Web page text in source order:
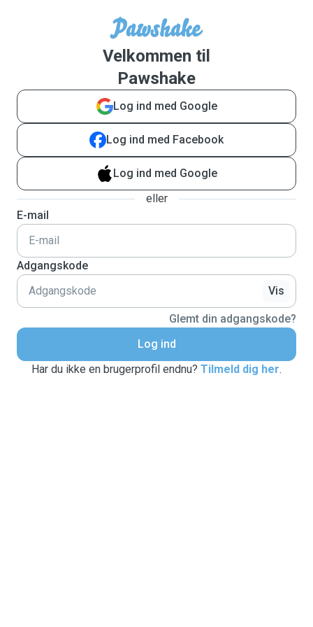
Velkommen til
Pawshake
Log ind med Google
Log ind med Facebook
Log ind med Google
eller
E-mail
Adgangskode
Vis
Glemt din adgangskode?
Log ind
Har du ikke en brugerprofil endnu? Tilmeld dig her.